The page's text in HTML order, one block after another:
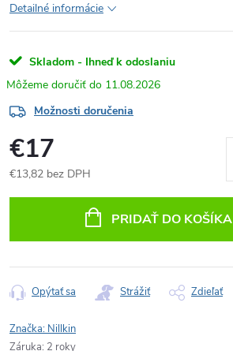
Detailné informácie
Skladom - Ihneď k odoslaniu
11.08.2026
Možnosti doručenia
€17
€13,82 bez DPH
PRIDAŤ DO KOŠÍKA
Opýtať sa Strážiť Zdieľať
Značka: Nillkin
Záruka: 2 roky